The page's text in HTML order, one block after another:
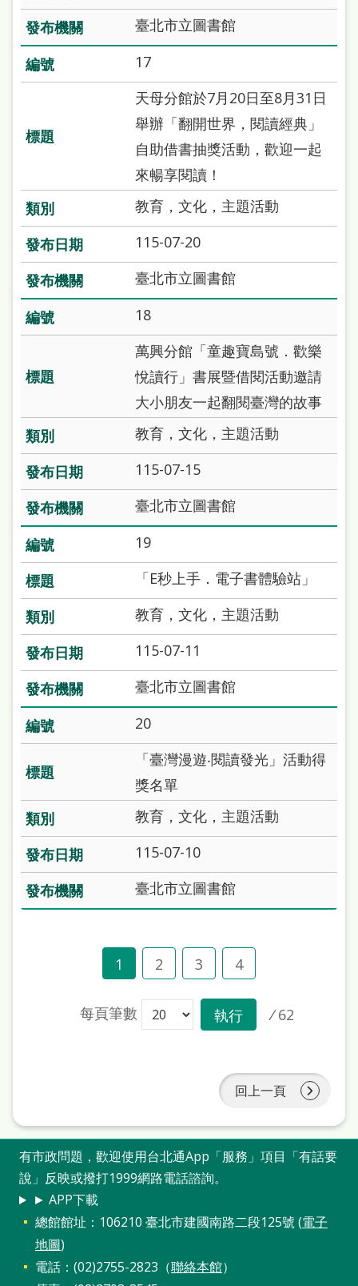
臺北市立圖書館
17
天母分館於7月20日至8月31日
舉辦「翻開世界，閱讀經典」
自助借書抽獎活動，歡迎一起
來暢享閱讀！
教育，文化，主題活動
115-07-20
臺北市立圖書館
18
萬興分館「童趣寶島號．歡樂
悅讀行」書展暨借閱活動邀請
大小朋友一起翻閱臺灣的故事
教育，文化，主題活動
115-07-15
臺北市立圖書館
19
「E秒上手．電子書體驗站」
教育，文化，主題活動
115-07-11
臺北市立圖書館
20
「臺灣漫遊‧閱讀發光」活動得
獎名單
教育，文化，主題活動
115-07-10
臺北市立圖書館
1 2 3 4
每頁筆數 執行 / 62
回上一頁
有市政問題，歡迎使用台北通App「服務」項目「有話要
說」反映或撥打1999網路電話諮詢。
► APP下載
總館館址：106210 臺北市建國南路二段125號 (電子
地圖)
電話：(02)2755-2823（聯絡本館）